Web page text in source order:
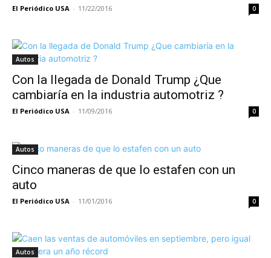
El Periódico USA - 11/22/2016 0
Autos
Con la llegada de Donald Trump ¿Que
cambiaría en la industria automotriz ?
El Periódico USA - 11/09/2016 0
Autos
Cinco maneras de que lo estafen con un
auto
El Periódico USA - 11/01/2016 0
Autos